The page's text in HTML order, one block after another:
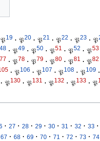
𝔓19 · 𝔓20 · 𝔓21 · 𝔓22 · 𝔓23 · 𝔓
48 · 𝔓49 · 𝔓50 · 𝔓51 · 𝔓52 · 𝔓53
77 · 𝔓78 · 𝔓79 · 𝔓80 · 𝔓81 · 𝔓82
· 𝔓106 · 𝔓107 · 𝔓108 · 𝔓109 ·
· 𝔓130 · 𝔓131 · 𝔓132 · 𝔓133 · 𝔓
· 27 · 28 · 29 · 30 · 31 · 32 · 33 ·
67 · 68 · 69 · 70 · 71 · 72 · 73 · 74